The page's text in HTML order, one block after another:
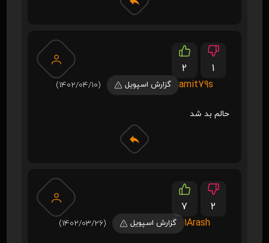
2
1
amit79s
گزارش اسپویل (1402/04/10)
حالم بد شد
7
2
1Arash
گزارش اسپویل (1402/03/26)